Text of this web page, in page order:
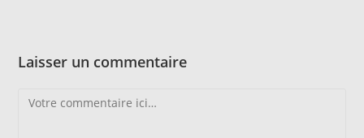
Laisser un commentaire
Comment